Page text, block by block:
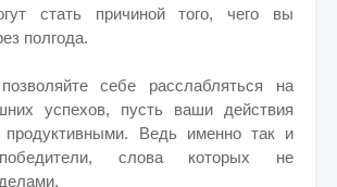
стать причиной того, чего вы
полгода.
себе расслабляться на
успехов, пусть ваши действия
продуктивными. Ведь именно так и
слова которых не